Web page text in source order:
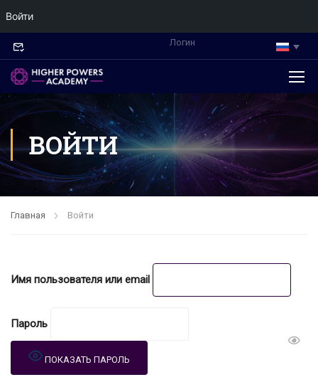
Логин
ВОЙТИ
Главная Войти
Имя пользователя или email
Пароль
ПОКАЗАТЬ ПАРОЛЬ
Войти